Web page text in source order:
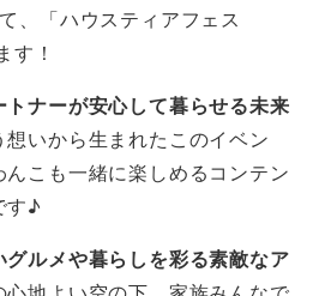
、「ハウスティアフェス
す！
トナーが安心して暮らせる未来
想いから生まれたこのイベン
んこも一緒に楽しめるコンテン
す♪
グルメや暮らしを彩る素敵なア